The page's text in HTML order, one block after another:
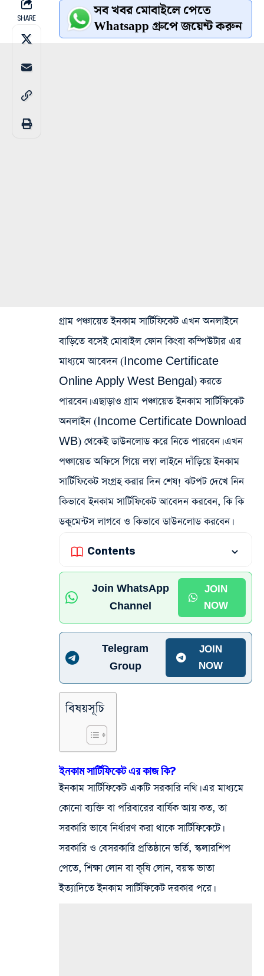
SHARE সব খবর মোবাইলে পেতে
Whatsapp গ্রুপে জয়েন্ট করুন
গ্রাম পঞ্চায়েত ইনকাম সার্টিফিকেট এখন অনলাইনে
বাড়িতে বসেই মোবাইল ফোন কিংবা কম্পিউটার এর
মাধ্যমে আবেদন (Income Certificate
Online Apply West Bengal) করতে
পারবেন। এছাড়াও গ্রাম পঞ্চায়েত ইনকাম সার্টিফিকেট
অনলাইন (Income Certificate Download
WB) থেকেই ডাউনলোড করে নিতে পারবেন। এখন
পঞ্চায়েত অফিসে গিয়ে লম্বা লাইনে দাঁড়িয়ে ইনকাম
সার্টিফিকেট সংগ্রহ করার দিন শেষ! ঝটপট দেখে নিন
কিভাবে ইনকাম সার্টিফিকেট আবেদন করবেন, কি কি
ডকুমেন্টস লাগবে ও কিভাবে ডাউনলোড করবেন।
Contents
Join WhatsApp
Channel
JOIN
NOW
Telegram
Group
JOIN
NOW
বিষয়সূচি
ইনকাম সার্টিফিকেট এর কাজ কি?
ইনকাম সার্টিফিকেট একটি সরকারি নথি। এর মাধ্যমে
কোনো ব্যক্তি বা পরিবারের বার্ষিক আয় কত, তা
সরকারি ভাবে নির্ধারণ করা থাকে সার্টিফিকেটে।
সরকারি ও বেসরকারি প্রতিষ্ঠানে ভর্তি, স্কলারশিপ
পেতে, শিক্ষা লোন বা কৃষি লোন, বয়স্ক ভাতা
ইত্যাদিতে ইনকাম সার্টিফিকেট দরকার পরে।